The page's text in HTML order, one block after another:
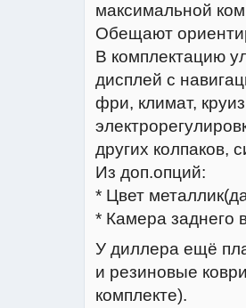
максимальной
Обещают
В комплектацию
дисплей с
фри, климат,
других колпаков,
Из доп.опций:
* Цвет
* Камера заднего
У диллера ещё
и резиновые
комплекте).